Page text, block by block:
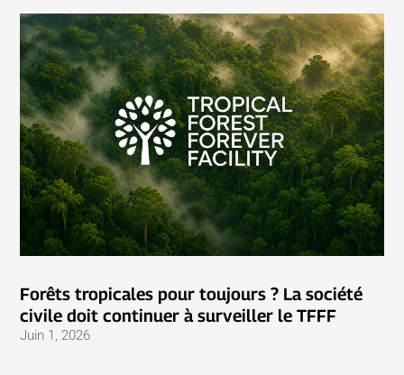
Forêts tropicales pour toujours ? La société
civile doit continuer à surveiller le TFFF
Juin 1, 2026